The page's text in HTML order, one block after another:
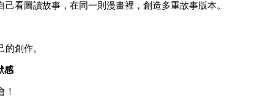
看圖讀故事，在同一則漫畫裡，創造多重故事版本。
創作。
感
！